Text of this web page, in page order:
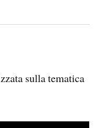
sulla tematica